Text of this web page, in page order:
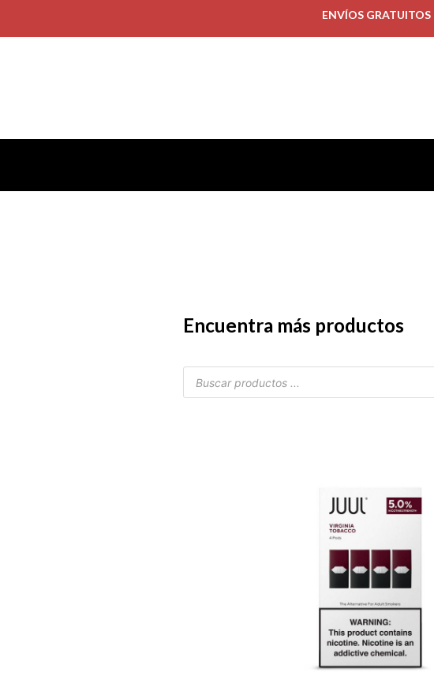
ENVÍOS
Encuentra más productos